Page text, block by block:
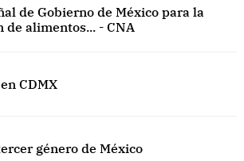
de Gobierno de México para la
de alimentos... - CNA
CDMX
género de México